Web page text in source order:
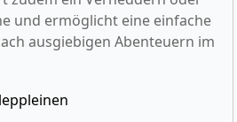
und ermöglicht eine einfache
ausgiebigen Abenteuern im